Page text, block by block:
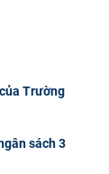
Trường
sách 3